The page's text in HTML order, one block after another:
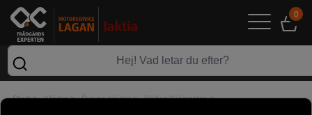
0
Start> Kläder> Övriga kläder> Bälten/Hängslen>